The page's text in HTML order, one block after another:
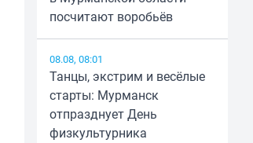
посчитают воробьёв
08.08, 08:01
Танцы, экстрим и весёлые
старты: Мурманск
отпразднует День
физкультурника